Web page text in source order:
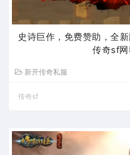
史诗巨作，免费赞助，全
传奇sf网
新开传奇私服
传奇sf